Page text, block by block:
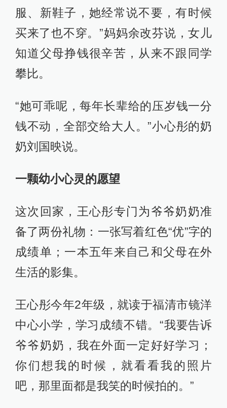
服、新鞋子，她经常说不要，有时候
买来了也不穿。”妈妈余改芬说，女儿
知道父母挣钱很辛苦，从来不跟同学
攀比。
“她可乖呢，每年长辈给的压岁钱一分
钱不动，全部交给大人。”小心彤的奶
奶刘国映说。
一颗幼小心灵的愿望
这次回家，王心彤专门为爷爷奶奶准
备了两份礼物：一张写着红色“优”字的
成绩单；一本五年来自己和父母在外
生活的影集。
王心彤今年2年级，就读于福清市镜洋
中心小学，学习成绩不错。“我要告诉
爷爷奶奶，我在外面一定好好学习；
你们想我的时候，就看看我的照片
吧，那里面都是我笑的时候拍的。”